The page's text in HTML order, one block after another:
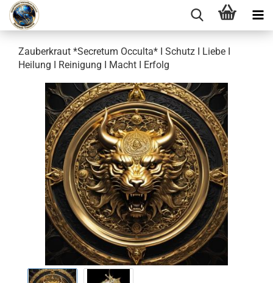
Zauberkraut *Secretum Occulta* I Schutz I Liebe I
Heilung I Reinigung I Macht I Erfolg